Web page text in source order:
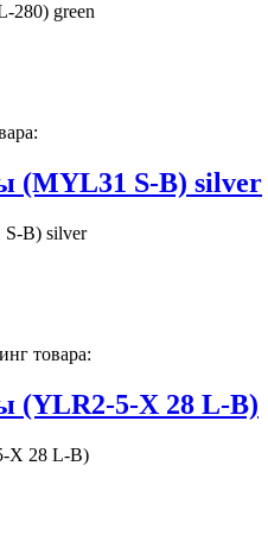
280) green
(MYL31 S-В) silver
S-В) silver
товара:
(YLR2-5-X 28 L-B)
X 28 L-B)